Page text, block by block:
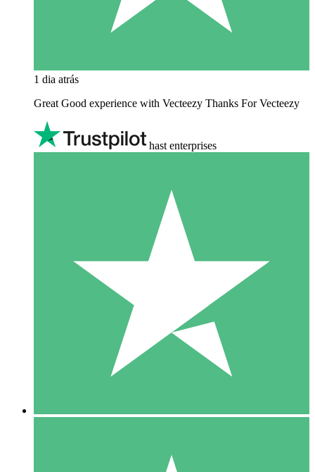
1 dia atrás
Great Good experience with Vecteezy Thanks For Vecteezy
hast enterprises